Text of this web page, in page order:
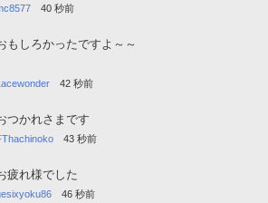
40 秒前
もしろかったですよ～～
42 秒前
つかれさまです
43 秒前
疲れ様でした
46 秒前